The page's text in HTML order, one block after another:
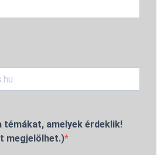
témákat, amelyek érdeklik!
megjelölhet.)